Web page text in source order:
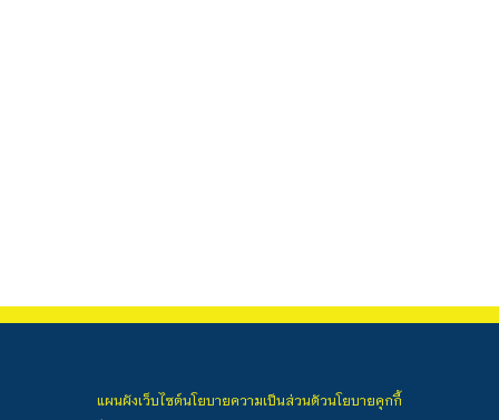
แผนผังเว็บไซต์นโยบายความเป็นส่วนตัวนโยบายคุกกี้